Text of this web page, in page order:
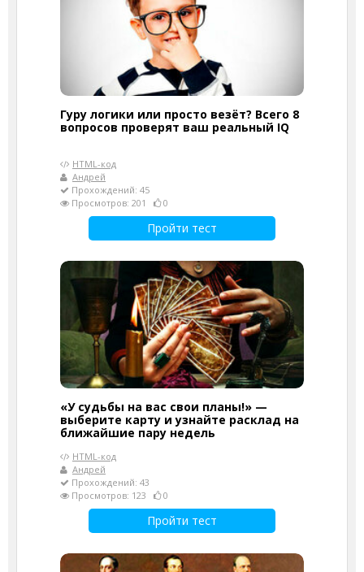
Гуру логики или просто везёт? Всего 8
вопросов проверят ваш реальный IQ
HTML-код
Андрей
Прохождений: 45
Просмотров: 201
0
Пройти тест
«У судьбы на вас свои планы!» —
выберите карту и узнайте расклад на
ближайшие пару недель
HTML-код
Андрей
Прохождений: 43
Просмотров: 123
0
Пройти тест